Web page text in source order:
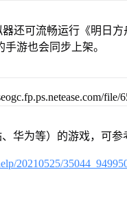
还可流畅运行《明日
游也会同步上架。
华为等）的游戏，可参
20210525/